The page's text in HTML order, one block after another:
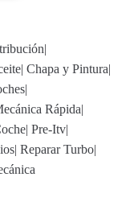
|
| Chapa y Pintura|
|
Rápida|
| Pre-Itv|
| Reparar Turbo|